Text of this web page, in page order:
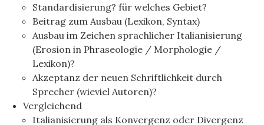
Standardisierung? für welches Gebiet?
Beitrag zum Ausbau (Lexikon, Syntax)
Ausbau im Zeichen sprachlicher Italianisierung
(Erosion in Phraseologie / Morphologie /
Lexikon)?
Akzeptanz der neuen Schriftlichkeit durch
Sprecher (wieviel Autoren)?
Vergleichend
Italianisierung als Konvergenz oder Divergenz